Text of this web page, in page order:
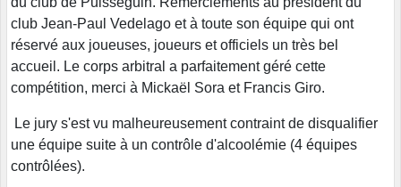
club Jean-Paul Vedelago et à toute son équipe qui ont
réservé aux joueuses, joueurs et officiels un très bel
accueil. Le corps arbitral a parfaitement géré cette
compétition, merci à Mickaël Sora et Francis Giro.
Le jury s'est vu malheureusement contraint de disqualifier
une équipe suite à un contrôle d'alcoolémie (4 équipes
contrôlées).